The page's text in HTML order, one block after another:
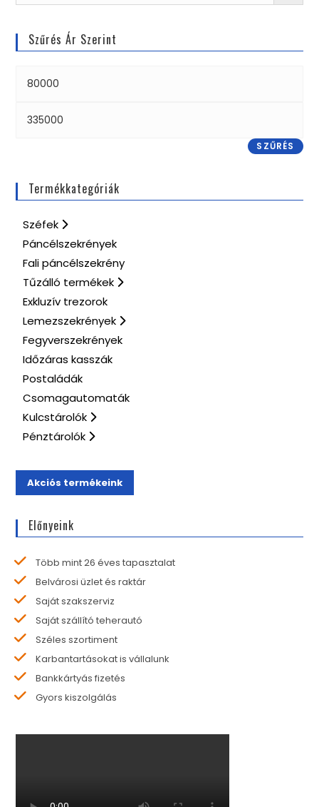
Szűrés Ár Szerint
SZŰRÉS
Termékkategóriák
Széfek
Páncélszekrények
Fali páncélszekrény
Tűzálló termékek
Exkluzív trezorok
Lemezszekrények
Fegyverszekrények
Időzáras kasszák
Postaládák
Csomagautomaták
Kulcstárolók
Pénztárolók
Akciós termékeink
Előnyeink
Több mint 26 éves tapasztalat
Belvárosi üzlet és raktár
Saját szakszerviz
Saját szállító teherautó
Széles szortiment
Karbantartásokat is vállalunk
Bankkártyás fizetés
Gyors kiszolgálás